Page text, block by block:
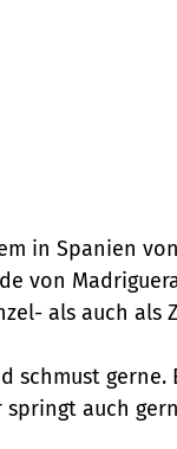
in Spanien
von
als auch als
schmust gerne.
auch